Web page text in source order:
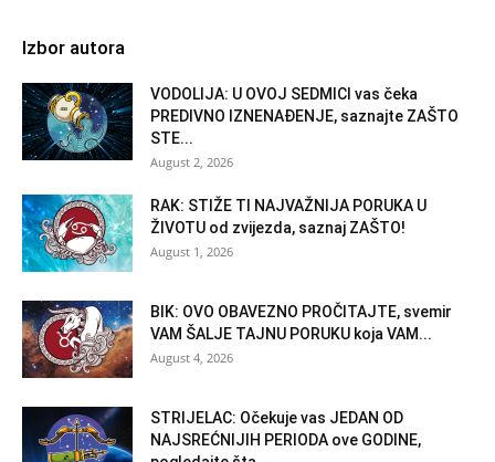
Izbor autora
VODOLIJA: U OVOJ SEDMICI vas čeka
PREDIVNO IZNENAĐENJE, saznajte ZAŠTO
STE...
August 2, 2026
RAK: STIŽE TI NAJVAŽNIJA PORUKA U
ŽIVOTU od zvijezda, saznaj ZAŠTO!
August 1, 2026
BIK: OVO OBAVEZNO PROČITAJTE, svemir
VAM ŠALJE TAJNU PORUKU koja VAM...
August 4, 2026
STRIJELAC: Očekuje vas JEDAN OD
NAJSREĆNIJIH PERIODA ove GODINE,